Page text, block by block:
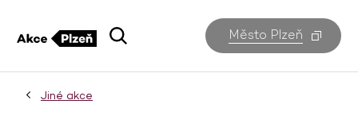
Město Plzeň
Jiné akce